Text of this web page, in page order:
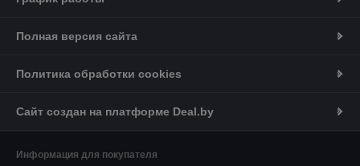
Полная версия сайта
Политика обработки cookies
Сайт создан на платформе Deal.by
Информация для покупателя